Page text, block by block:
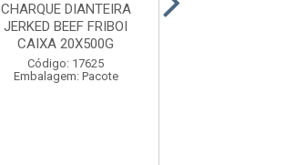
CHARQUE DIANTEIRA
JERKED BEEF FRIBOI
CAIXA 20X500G
Código: 17625
Embalagem: Pacote